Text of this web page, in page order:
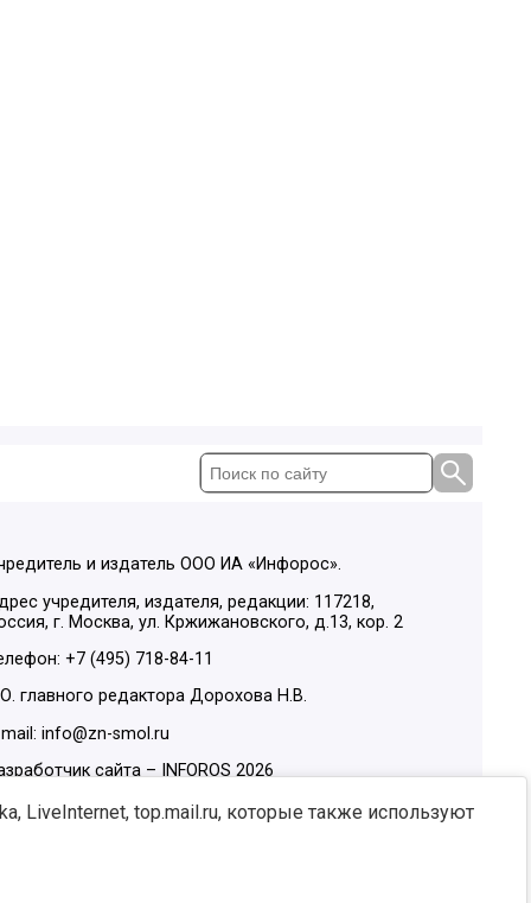
и издатель ООО ИА «Инфорос».
учредителя, издателя, редакции: 117218,
г. Москва, ул. Кржижановского, д.13, кор. 2
+7 (495) 718-84-11
главного редактора Дорохова Н.В.
info@zn-smol.ru
сайта –
INFOROS 2026
в социальных сетях:
LiveInternet, top.mail.ru, которые также используют